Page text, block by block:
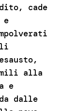
cade
e
alla
e
dalle